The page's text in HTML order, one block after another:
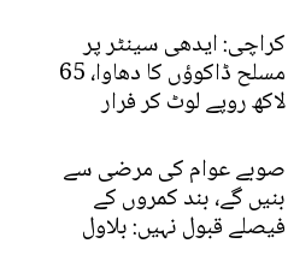
کراچی: ایدھی سینٹر پر
مسلح ڈاکوؤں کا دھاوا، 65
لاکھ روپے لوٹ کر فرار
صوبے عوام کی مرضی سے
بنیں گے، بند کمروں کے
فیصلے قبول نہیں: بلاول